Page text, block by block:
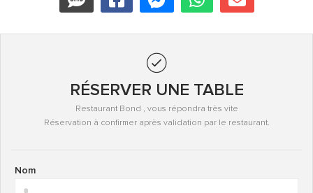
RÉSERVER UNE TABLE
Restaurant Bond , vous répondra très vite
Réservation à confirmer après validation par le restaurant.
Nom